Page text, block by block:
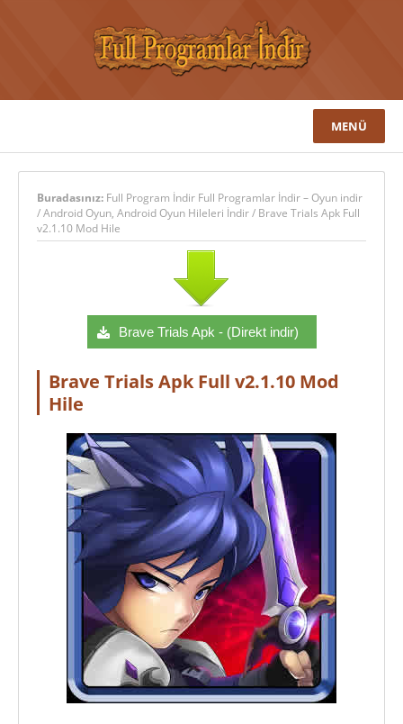
MENÜ
Buradasınız: Full Program İndir Full Programlar İndir – Oyun indir
/Android Oyun, Android Oyun Hileleri İndir/ Brave Trials Apk Full
v2.1.10 Mod Hile
Brave Trials Apk - (Direkt indir)
Brave Trials Apk Full v2.1.10 Mod
Hile